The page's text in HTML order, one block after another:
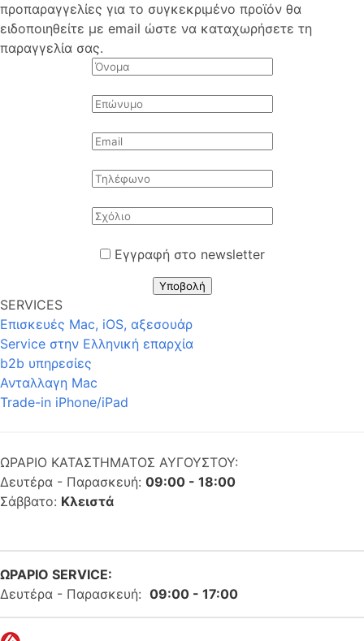
προπαραγγελίες για το συγκεκριμένο προϊόν θα
ειδοποιηθείτε με email ώστε να καταχωρήσετε τη
παραγγελία σας.
Εγγραφή στο newsletter
Υποβολή
SERVICES
Επισκευές Mac, iOS, αξεσουάρ
Service στην Eλληνική επαρχία
b2b υπηρεσίες
Ανταλλαγη Mac
Trade-in iPhone/iPad
ΩΡΑΡΙΟ ΚΑΤΑΣΤΗΜΑΤΟΣ ΑΥΓΟΥΣΤΟΥ:
Δευτέρα - Παρασκευή: 09:00 - 18:00
Σάββατο: Κλειστά
ΩΡΑΡΙΟ SERVICE:
Δευτέρα - Παρασκευή: 09:00 - 17:00